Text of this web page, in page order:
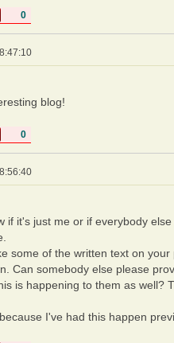
0
blog!
0
if it's just me or if everybody
some of the written text on your
Can somebody else please
is happening to them as well?
I've had this happen